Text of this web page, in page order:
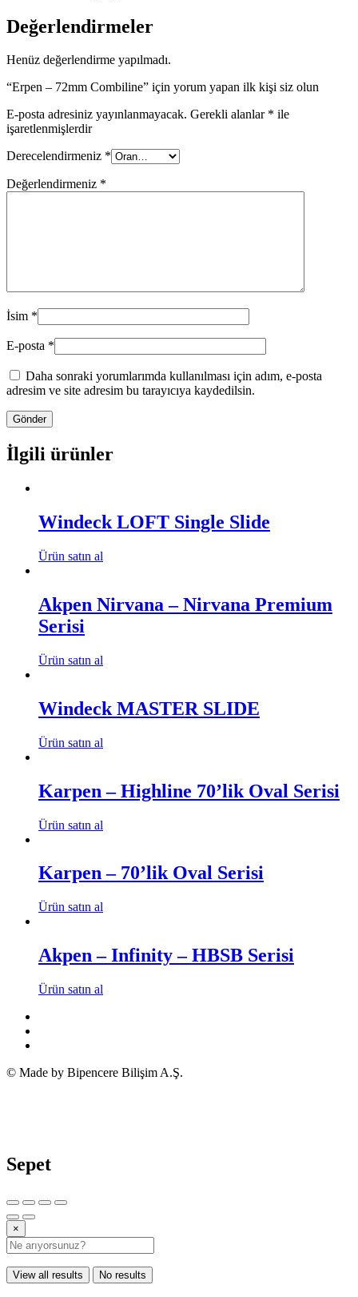
Değerlendirmeler
Henüz değerlendirme yapılmadı.
“Erpen – 72mm Combiline” için yorum yapan ilk kişi siz olun
E-posta adresiniz yayınlanmayacak. Gerekli alanlar * ile
işaretlenmişlerdir
Derecelendirmeniz *
Değerlendirmeniz *
İsim *
E-posta *
Daha sonraki yorumlarımda kullanılması için adım, e-posta
adresim ve site adresim bu tarayıcıya kaydedilsin.
İlgili ürünler
Windeck LOFT Single Slide
Ürün satın al
Akpen Nirvana – Nirvana Premium
Serisi
Ürün satın al
Windeck MASTER SLIDE
Ürün satın al
Karpen – Highline 70’lik Oval Serisi
Ürün satın al
Karpen – 70’lik Oval Serisi
Ürün satın al
Akpen – Infinity – HBSB Serisi
Ürün satın al
© Made by Bipencere Bilişim A.Ş.
Sepet
×
View all results No results